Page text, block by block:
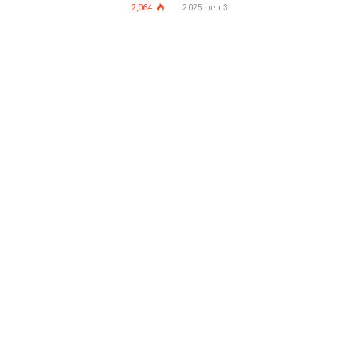
3 ביוני 2025 2,064